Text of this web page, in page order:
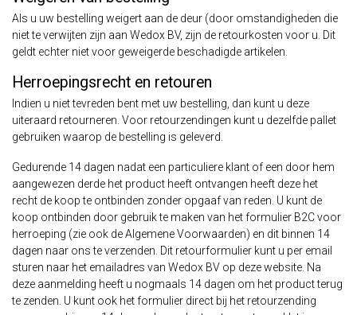
Als u uw bestelling weigert aan de deur (door omstandigheden die
niet te verwijten zijn aan Wedox BV, zijn de retourkosten voor u. Dit
geldt echter niet voor geweigerde beschadigde artikelen.
Herroepingsrecht en retouren
Indien u niet tevreden bent met uw bestelling, dan kunt u deze
uiteraard retourneren. Voor retourzendingen kunt u dezelfde pallet
gebruiken waarop de bestelling is geleverd.
Gedurende 14 dagen nadat een particuliere klant of een door hem
aangewezen derde het product heeft ontvangen heeft deze het
recht de koop te ontbinden zonder opgaaf van reden. U kunt de
koop ontbinden door gebruik te maken van het formulier B2C voor
herroeping (zie ook de Algemene Voorwaarden) en dit binnen 14
dagen naar ons te verzenden. Dit retourformulier kunt u per email
sturen naar het emailadres van Wedox BV op deze website. Na
deze aanmelding heeft u nogmaals 14 dagen om het product terug
te zenden. U kunt ook het formulier direct bij het retourzending